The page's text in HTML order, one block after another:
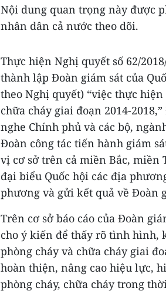
Nội dung quan trọng này được
nhân dân cả nước theo dõi.
Thực hiện Nghị quyết số 62/
thành lập Đoàn giám sát của
theo Nghị quyết) “việc thực
chữa cháy giai đoạn 2014-
nghe Chính phủ và các bộ,
Đoàn công tác tiến hành giám
vị cơ sở trên cả miền Bắc, miền
đại biểu Quốc hội các địa
phương và gửi kết quả về Đoàn
Trên cơ sở báo cáo của Đoàn
cho ý kiến để thấy rõ tình hình,
phòng cháy và chữa cháy giai
hoàn thiện, nâng cao hiệu lực,
phòng cháy, chữa cháy trong